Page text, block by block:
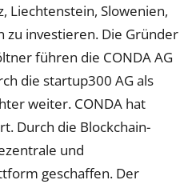
Liechtenstein, Slowenien,
zu investieren. Die Gründer
führen die CONDA AG
die startup300 AG als
weiter. CONDA hat
Durch die Blockchain-
und
geschaffen. Der